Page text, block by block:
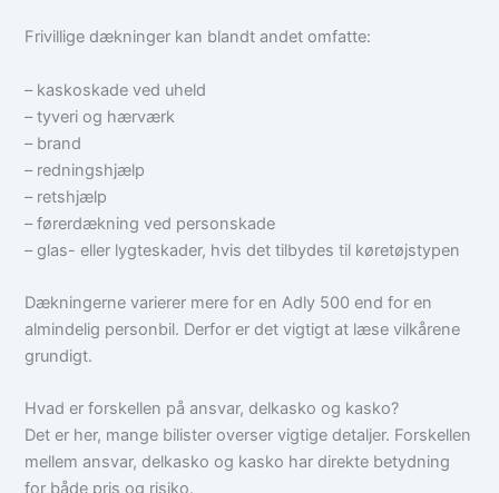
Frivillige dækninger kan blandt andet omfatte:
– kaskoskade ved uheld
– tyveri og hærværk
– brand
– redningshjælp
– retshjælp
– førerdækning ved personskade
– glas- eller lygteskader, hvis det tilbydes til køretøjstypen
Dækningerne varierer mere for en Adly 500 end for en
almindelig personbil. Derfor er det vigtigt at læse vilkårene
grundigt.
Hvad er forskellen på ansvar, delkasko og kasko?
Det er her, mange bilister overser vigtige detaljer. Forskellen
mellem ansvar, delkasko og kasko har direkte betydning